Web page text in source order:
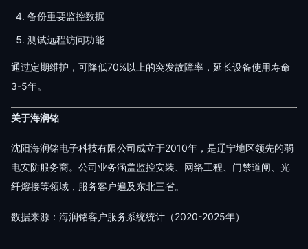
备份重要监控数据
测试远程访问功能
通过定期维护，可降低70%以上的突发故障率，延长设备使用寿命
3-5年。
关于海润铭
沈阳海润铭电子科技有限公司成立于2010年，是辽宁地区领先的弱
电安防服务商。公司业务涵盖监控安装、网络工程、门禁道闸、光
纤熔接等领域，服务客户遍及东北三省。
数据来源：海润铭客户服务系统统计（2020-2025年）